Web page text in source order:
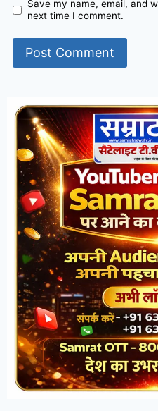
Save my name, email, and
next time I comment.